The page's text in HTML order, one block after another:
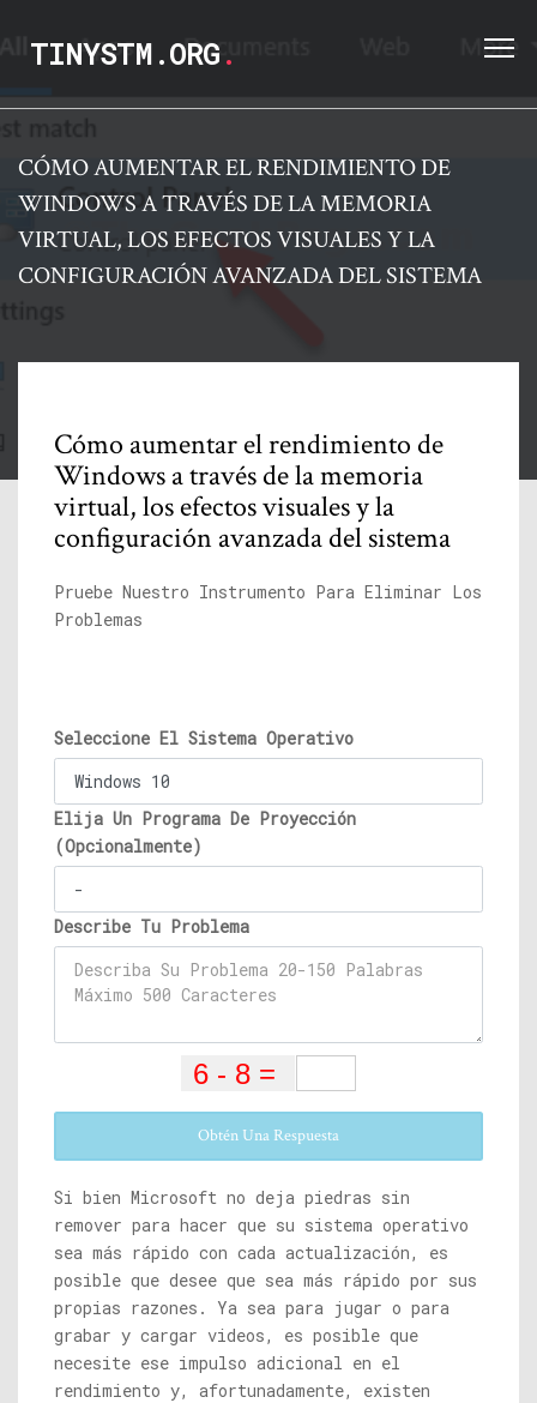
TINYSTM.ORG.
CÓMO AUMENTAR EL RENDIMIENTO DE
WINDOWS A TRAVÉS DE LA MEMORIA
VIRTUAL, LOS EFECTOS VISUALES Y LA
CONFIGURACIÓN AVANZADA DEL SISTEMA
Cómo aumentar el rendimiento de
Windows a través de la memoria
virtual, los efectos visuales y la
configuración avanzada del sistema
Pruebe Nuestro Instrumento Para Eliminar Los
Problemas
Seleccione El Sistema Operativo
Elija Un Programa De Proyección
(Opcionalmente)
Describe Tu Problema
Obtén Una Respuesta
Si bien Microsoft no deja piedras sin
remover para hacer que su sistema operativo
sea más rápido con cada actualización, es
posible que desee que sea más rápido por sus
propias razones. Ya sea para jugar o para
grabar y cargar videos, es posible que
necesite ese impulso adicional en el
rendimiento y, afortunadamente, existen